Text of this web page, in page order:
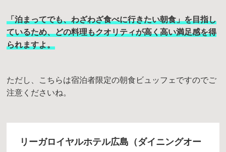
「泊まってでも、わざわざ食べに行きたい朝食」を目指し
ているため、どの料理もクオリティが高く高い満足感を得
られますよ。
ただし、こちらは宿泊者限定の朝食ビュッフェですのでご
注意くださいね。
リーガロイヤルホテル広島（ダイニングオー